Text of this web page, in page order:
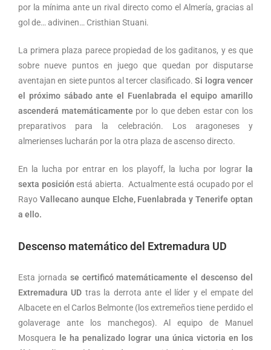
por la mínima ante un rival directo como el Almería, gracias al
gol de… adivinen… Cristhian Stuani.
La primera plaza parece propiedad de los gaditanos, y es que
sobre nueve puntos en juego que quedan por disputarse
aventajan en siete puntos al tercer clasificado.Si logra vencer
el próximo sábado ante e
Fuenlabrada el equipo amarillo
ascenderá matemáticamente por lo que deben estar con los
preparativos para la celebración. Los aragoneses y
almerienses lucharán por la otra plaza de ascenso directo.
En la lucha por entrar en los playoff, la lucha por lograr
la
sexta posición está abierta. Actualmente está ocupado por el
Rayo Vallecano aunque Elche, Fuenlabrada y Tenerife optan
a ello.
Descenso matemático del Extremadura UD
Esta jornada se certificó matemáticamente el descenso del
Extremadura UD tras la derrota ante el líder y el empate del
Albacete en el Carlos Belmonte (los extremeños tiene perdido el
golaverage ante los manchegos). Al equipo de Manuel
Mosquera
le ha penalizado lograr una única victoria en los